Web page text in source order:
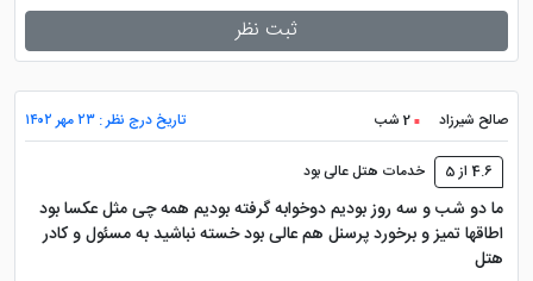
ثبت نظر
صالح شیرزاد 2 شب تاریخ درج نظر : ۲۳ مهر ۱۴۰۲
4.6 از 5 خدمات هتل عالی بود
ما دو شب و سه روز بودیم دوخوابه گرفته بودیم همه چی مثل عکسا بود
اطاقها تمیز و برخورد پرسنل هم عالی بود خسته نباشید به مسئول و کادر
هتل